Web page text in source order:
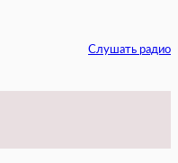
Слушать радио